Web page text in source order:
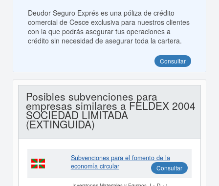
Deudor Seguro Exprés es una póliza de crédito
comercial de Cesce exclusiva para nuestros clientes
con la que podrás asegurar tus operaciones a
crédito sin necesidad de asegurar toda la cartera.
Consultar
Posibles subvenciones para
empresas similares a FELDEX 2004
SOCIEDAD LIMITADA
(EXTINGUIDA)
Subvenciones para el fomento de la
economía circular
Consultar